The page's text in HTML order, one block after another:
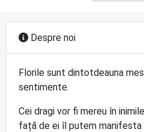
Despre noi
Florile sunt dintotdeauna
sentimente.
Cei dragi vor fi mereu în
față de ei îl putem manifesta